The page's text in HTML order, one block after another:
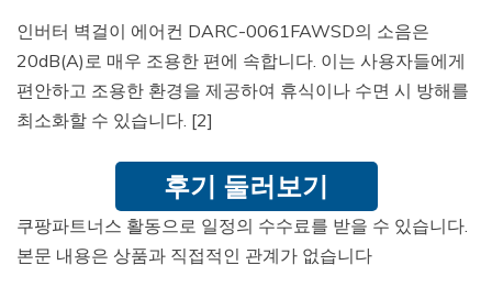
인버터 벽걸이 에어컨 DARC-0061FAWSD의 소음은
20dB(A)로 매우 조용한 편에 속합니다. 이는 사용자들에게
편안하고 조용한 환경을 제공하여 휴식이나 수면 시 방해를
최소화할 수 있습니다. [2]
후기 둘러보기
쿠팡파트너스 활동으로 일정의 수수료를 받을 수 있습니다.
본문 내용은 상품과 직접적인 관계가 없습니다